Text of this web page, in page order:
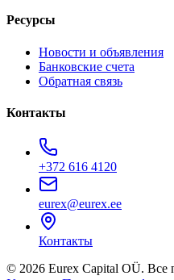
Ресурсы
Новости и объявления
Банковские счета
Обратная связь
Контакты
+372 616 4120
eurex@eurex.ee
Контакты
© 2026 Eurex Capital OÜ. Все